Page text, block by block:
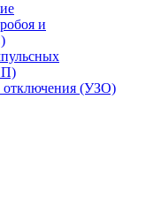
и
отключения (УЗО)